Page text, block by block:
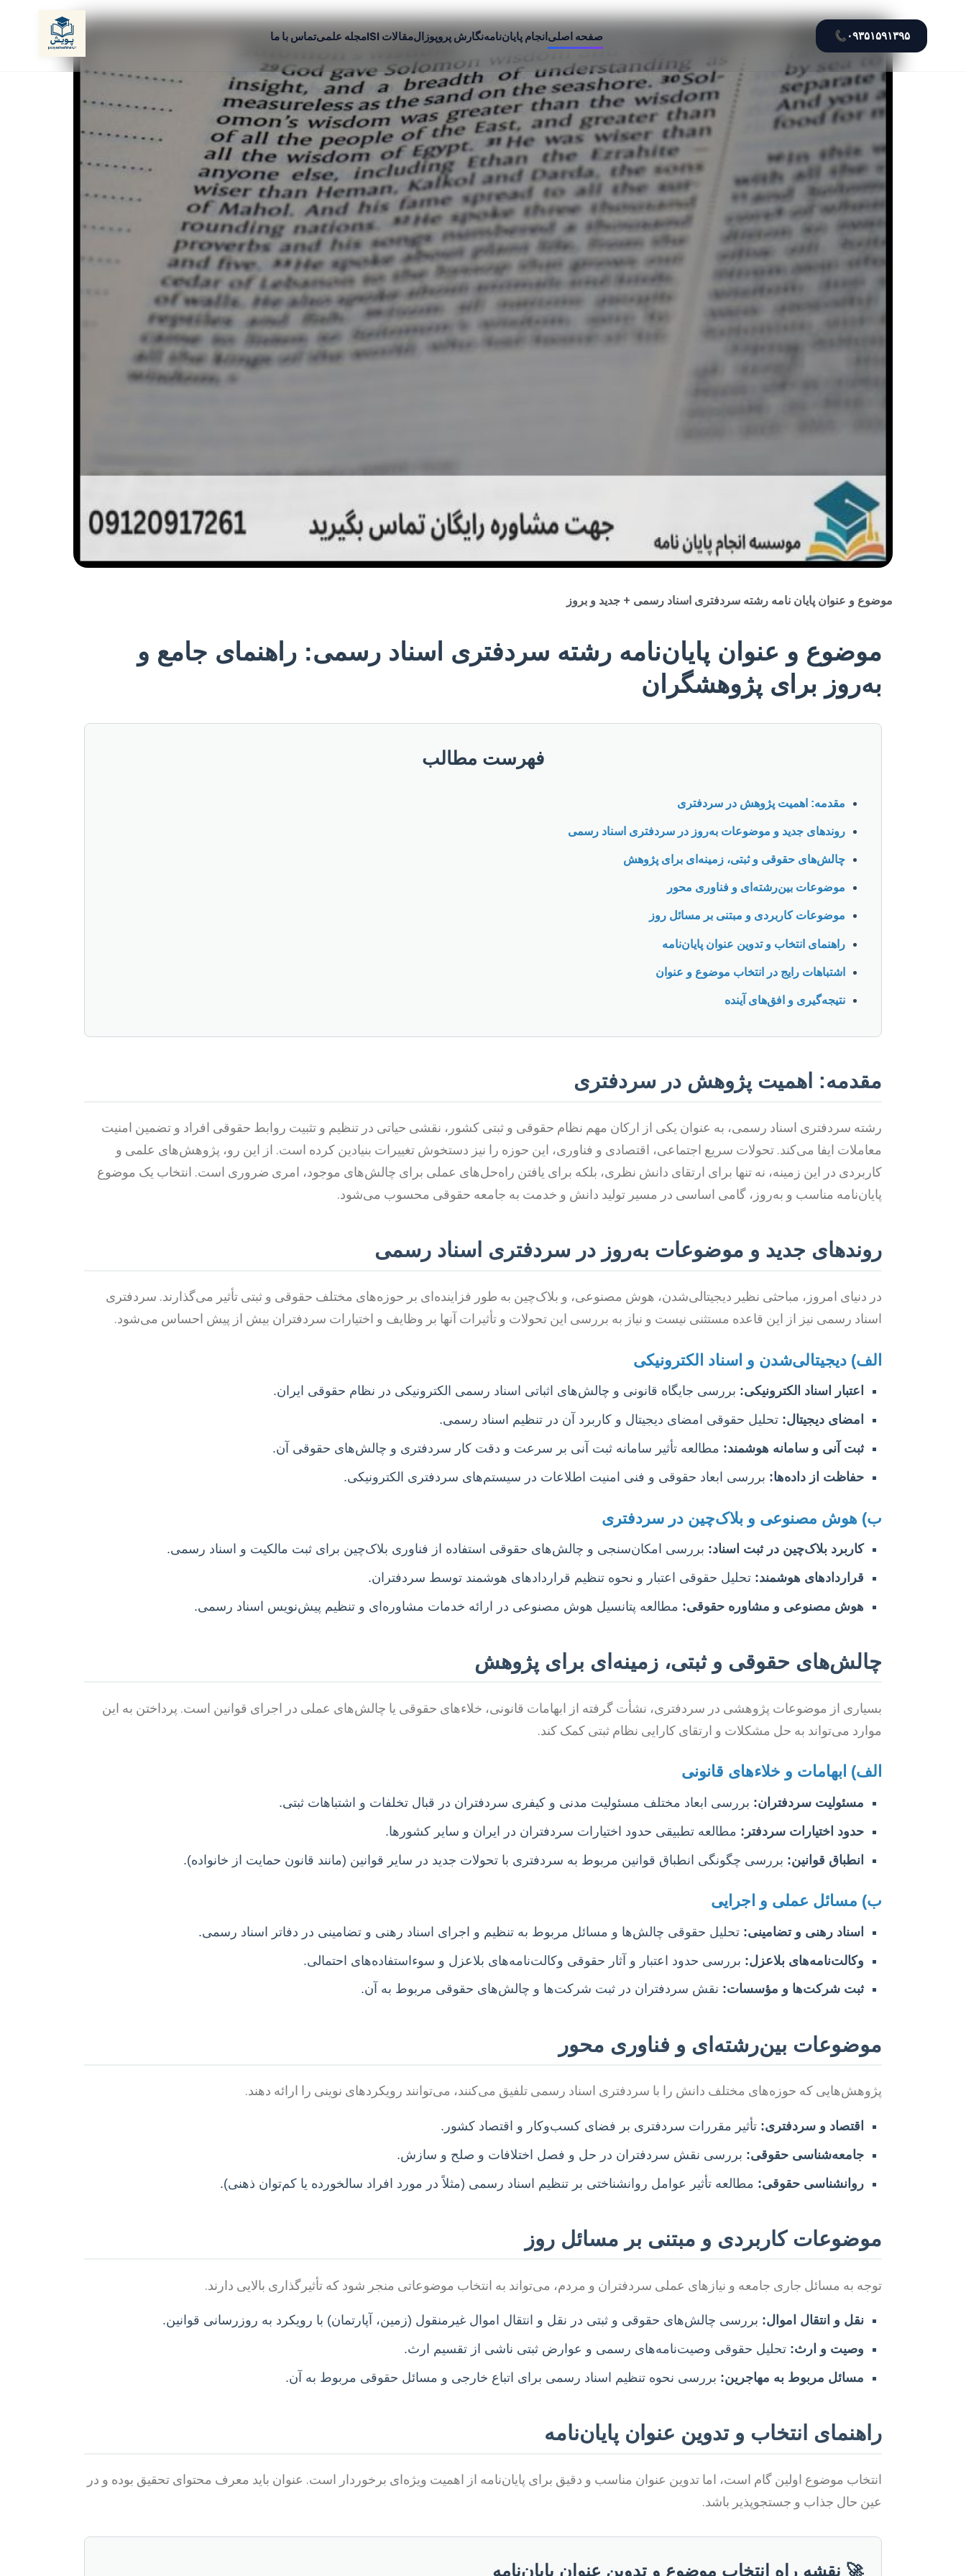
۰۹۳۵۱۵۹۱۳۹۵ 📞 صفحه اصلی انجام پایان‌نامهنگارش پروپوزالمقالات ISI مجله علمیتماس با ما
موضوع و عنوان پایان نامه رشته سردفتری اسناد رسمی + جدید و بروز
موضوع و عنوان پایان‌نامه رشته سردفتری اسناد رسمی: راهنمای جامع و
به‌روز برای پژوهشگران
فهرست مطالب
مقدمه: اهمیت پژوهش در سردفتری
روندهای جدید و موضوعات به‌روز در سردفتری اسناد رسمی
چالش‌های حقوقی و ثبتی، زمینه‌ای برای پژوهش
موضوعات بین‌رشته‌ای و فناوری محور
موضوعات کاربردی و مبتنی بر مسائل روز
راهنمای انتخاب و تدوین عنوان پایان‌نامه
اشتباهات رایج در انتخاب موضوع و عنوان
نتیجه‌گیری و افق‌های آینده
مقدمه: اهمیت پژوهش در سردفتری
رشته سردفتری اسناد رسمی، به عنوان یکی از ارکان مهم نظام حقوقی و ثبتی کشور، نقشی حیاتی در تنظیم و تثبیت روابط حقوقی افراد و تضمین امنیت
معاملات ایفا می‌کند. تحولات سریع اجتماعی، اقتصادی و فناوری، این حوزه را نیز دستخوش تغییرات بنیادین کرده است. از این رو، پژوهش‌های علمی و
کاربردی در این زمینه، نه تنها برای ارتقای دانش نظری، بلکه برای یافتن راه‌حل‌های عملی برای چالش‌های موجود، امری ضروری است. انتخاب یک موضوع
پایان‌نامه مناسب و به‌روز، گامی اساسی در مسیر تولید دانش و خدمت به جامعه حقوقی محسوب می‌شود.
روندهای جدید و موضوعات به‌روز در سردفتری اسناد رسمی
در دنیای امروز، مباحثی نظیر دیجیتالی‌شدن، هوش مصنوعی، و بلاک‌چین به طور فزاینده‌ای بر حوزه‌های مختلف حقوقی و ثبتی تأثیر می‌گذارند. سردفتری
اسناد رسمی نیز از این قاعده مستثنی نیست و نیاز به بررسی این تحولات و تأثیرات آنها بر وظایف و اختیارات سردفتران بیش از پیش احساس می‌شود.
الف) دیجیتالی‌شدن و اسناد الکترونیکی
اعتبار اسناد الکترونیکی: بررسی جایگاه قانونی و چالش‌های اثباتی اسناد رسمی الکترونیکی در نظام حقوقی ایران.
امضای دیجیتال: تحلیل حقوقی امضای دیجیتال و کاربرد آن در تنظیم اسناد رسمی.
ثبت آنی و سامانه هوشمند: مطالعه تأثیر سامانه ثبت آنی بر سرعت و دقت کار سردفتری و چالش‌های حقوقی آن.
حفاظت از داده‌ها: بررسی ابعاد حقوقی و فنی امنیت اطلاعات در سیستم‌های سردفتری الکترونیکی.
ب) هوش مصنوعی و بلاک‌چین در سردفتری
کاربرد بلاک‌چین در ثبت اسناد: بررسی امکان‌سنجی و چالش‌های حقوقی استفاده از فناوری بلاک‌چین برای ثبت مالکیت و اسناد رسمی.
قراردادهای هوشمند: تحلیل حقوقی اعتبار و نحوه تنظیم قراردادهای هوشمند توسط سردفتران.
هوش مصنوعی و مشاوره حقوقی: مطالعه پتانسیل هوش مصنوعی در ارائه خدمات مشاوره‌ای و تنظیم پیش‌نویس اسناد رسمی.
چالش‌های حقوقی و ثبتی، زمینه‌ای برای پژوهش
بسیاری از موضوعات پژوهشی در سردفتری، نشأت گرفته از ابهامات قانونی، خلاءهای حقوقی یا چالش‌های عملی در اجرای قوانین است. پرداختن به این
موارد می‌تواند به حل مشکلات و ارتقای کارایی نظام ثبتی کمک کند.
الف) ابهامات و خلاءهای قانونی
مسئولیت سردفتران: بررسی ابعاد مختلف مسئولیت مدنی و کیفری سردفتران در قبال تخلفات و اشتباهات ثبتی.
حدود اختیارات سردفتر: مطالعه تطبیقی حدود اختیارات سردفتران در ایران و سایر کشورها.
انطباق قوانین: بررسی چگونگی انطباق قوانین مربوط به سردفتری با تحولات جدید در سایر قوانین (مانند قانون حمایت از خانواده).
ب) مسائل عملی و اجرایی
اسناد رهنی و تضامینی: تحلیل حقوقی چالش‌ها و مسائل مربوط به تنظیم و اجرای اسناد رهنی و تضامینی در دفاتر اسناد رسمی.
وکالت‌نامه‌های بلاعزل: بررسی حدود اعتبار و آثار حقوقی وکالت‌نامه‌های بلاعزل و سوءاستفاده‌های احتمالی.
ثبت شرکت‌ها و مؤسسات: نقش سردفتران در ثبت شرکت‌ها و چالش‌های حقوقی مربوط به آن.
موضوعات بین‌رشته‌ای و فناوری محور
پژوهش‌هایی که حوزه‌های مختلف دانش را با سردفتری اسناد رسمی تلفیق می‌کنند، می‌توانند رویکردهای نوینی را ارائه دهند.
اقتصاد و سردفتری: تأثیر مقررات سردفتری بر فضای کسب‌وکار و اقتصاد کشور.
جامعه‌شناسی حقوقی: بررسی نقش سردفتران در حل و فصل اختلافات و صلح و سازش.
روانشناسی حقوقی: مطالعه تأثیر عوامل روانشناختی بر تنظیم اسناد رسمی (مثلاً در مورد افراد سالخورده یا کم‌توان ذهنی).
موضوعات کاربردی و مبتنی بر مسائل روز
توجه به مسائل جاری جامعه و نیازهای عملی سردفتران و مردم، می‌تواند به انتخاب موضوعاتی منجر شود که تأثیرگذاری بالایی دارند.
نقل و انتقال اموال: بررسی چالش‌های حقوقی و ثبتی در نقل و انتقال اموال غیرمنقول (زمین، آپارتمان) با رویکرد به روزرسانی قوانین.
وصیت و ارث: تحلیل حقوقی وصیت‌نامه‌های رسمی و عوارض ثبتی ناشی از تقسیم ارث.
مسائل مربوط به مهاجرین: بررسی نحوه تنظیم اسناد رسمی برای اتباع خارجی و مسائل حقوقی مربوط به آن.
راهنمای انتخاب و تدوین عنوان پایان‌نامه
انتخاب موضوع اولین گام است، اما تدوین عنوان مناسب و دقیق برای پایان‌نامه از اهمیت ویژه‌ای برخوردار است. عنوان باید معرف محتوای تحقیق بوده و در
عین حال جذاب و جستجوپذیر باشد.
🚀 نقشه راه انتخاب موضوع و تدوین عنوان پایان‌نامه